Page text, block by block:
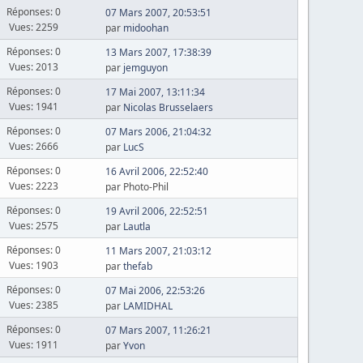
Réponses: 0
Vues: 2259
07 Mars 2007, 20:53:51
par midoohan
Réponses: 0
Vues: 2013
13 Mars 2007, 17:38:39
par jemguyon
Réponses: 0
Vues: 1941
17 Mai 2007, 13:11:34
par Nicolas Brusselaers
Réponses: 0
Vues: 2666
07 Mars 2006, 21:04:32
par LucS
Réponses: 0
Vues: 2223
16 Avril 2006, 22:52:40
par Photo-Phil
Réponses: 0
Vues: 2575
19 Avril 2006, 22:52:51
par Lautla
Réponses: 0
Vues: 1903
11 Mars 2007, 21:03:12
parthefab
Réponses: 0
Vues: 2385
07 Mai 2006, 22:53:26
par LAMIDHAL
Réponses: 0
Vues: 1911
07 Mars 2007, 11:26:21
parYvon